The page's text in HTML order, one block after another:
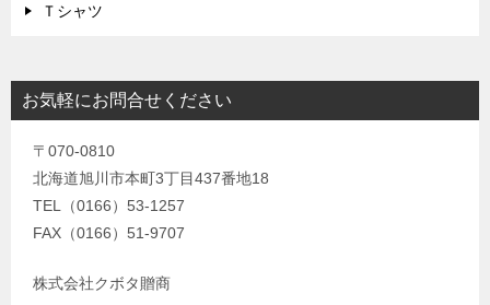
Ｔシャツ
お気軽にお問合せください
〒070-0810
北海道旭川市本町3丁目437番地18
TEL（0166）53-1257
FAX（0166）51-9707
株式会社クボタ贈商